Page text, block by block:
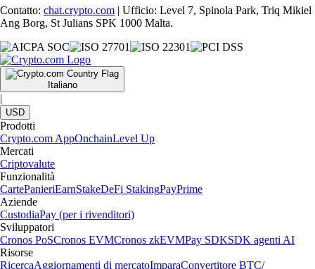
Contatto: chat.crypto.com | Ufficio: Level 7, Spinola Park, Triq Mikiel
Ang Borg, St Julians SPK 1000 Malta.
Italiano
|
USD
Prodotti
Crypto.com AppOnchainLevel Up
Mercati
Criptovalute
Funzionalità
CartePanieriEarnStakeDeFi StakingPayPrime
Aziende
CustodiaPay (per i rivenditori)
Sviluppatori
Cronos PoSCronos EVMCronos zkEVMPay SDKSDK agenti AI
Risorse
RicercaAggiornamenti di mercatoImparaConvertitore BTC/